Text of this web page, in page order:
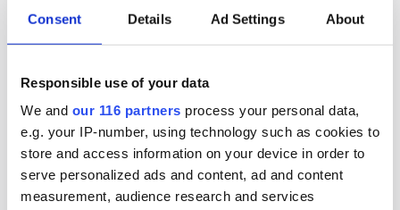
Consent Details Ad Settings About
Responsible use of your data
We and our 116 partners process your personal data,
e.g. your IP-number, using technology such as cookies to
store and access information on your device in order to
serve personalized ads and content, ad and content
measurement, audience research and services
2026-07-28, 06:37
Rött för Obeya
För första gången sedan starten 2015 har pr-
byrån Obeya gått med förlust. Det skedde
räkenskapsåret 2025.
Affärer Pr